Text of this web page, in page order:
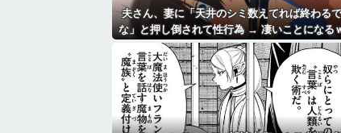
夫さん、妻に「天井のシミ数えてれば終わるで
な」と押し倒されて性行為 → 凄いことになる
ｗｗｗｗ